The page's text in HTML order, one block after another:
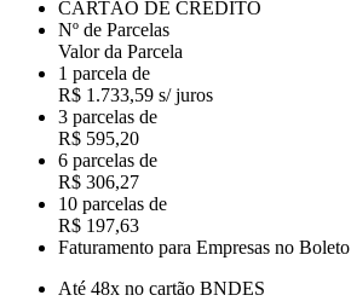
CARTÃO DE CRÉDITO
Nº de Parcelas
Valor da Parcela
1 parcela de
R$ 1.733,59 s/ juros
3 parcelas de
R$ 595,20
6 parcelas de
R$ 306,27
10 parcelas de
R$ 197,63
Faturamento para Empresas no Boleto
Até 48x no cartão BNDES